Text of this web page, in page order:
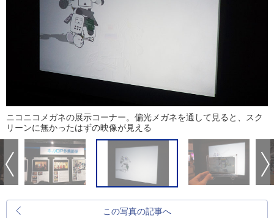
ニコニコメガネの展示コーナー。偏光メガネを通して見ると、スク
リーンに無かったはずの映像が見える
この写真の記事へ